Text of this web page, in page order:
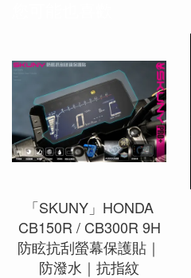
「SKUNY」HONDA
CB150R / CB300R 9H
防眩抗刮螢幕保護貼｜
防潑水｜抗指紋